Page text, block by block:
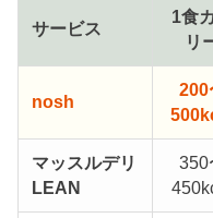
サービス
1食
リ
nosh
200
マッスルデリ
LEAN
350